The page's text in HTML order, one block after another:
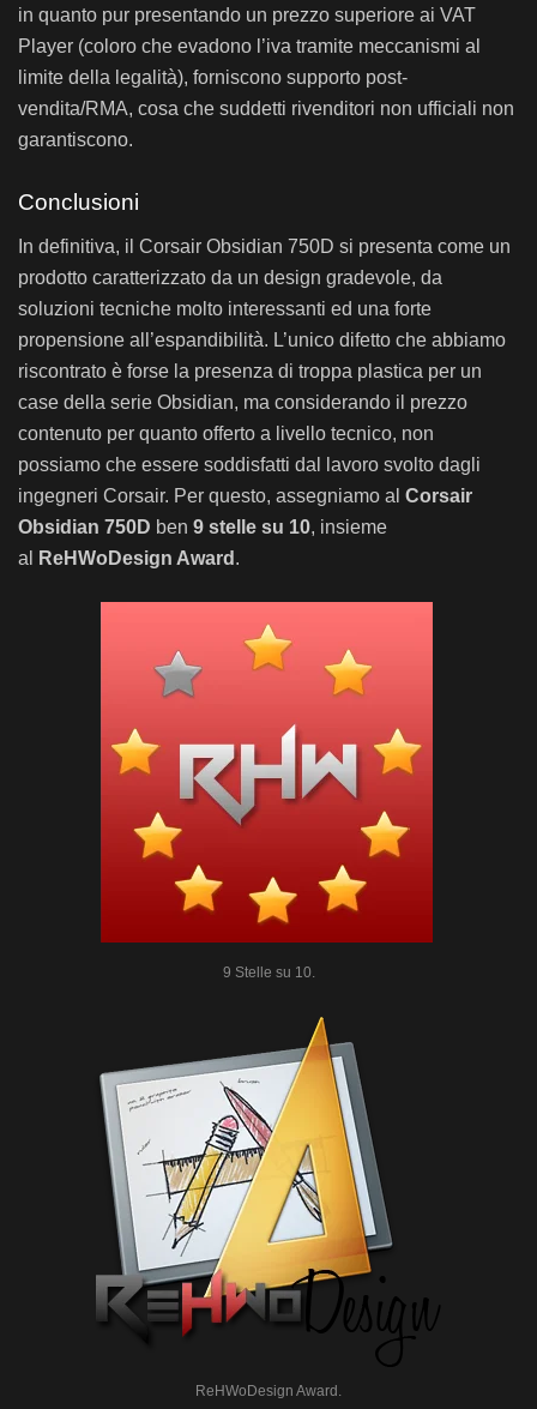
in quanto pur presentando un prezzo superiore ai VAT
Player (coloro che evadono l’iva tramite meccanismi al
limite della legalità), forniscono supporto post-
vendita/RMA, cosa che suddetti rivenditori non ufficiali non
garantiscono.
Conclusioni
In definitiva, il Corsair Obsidian 750D si presenta come un
prodotto caratterizzato da un design gradevole, da
soluzioni tecniche molto interessanti ed una forte
propensione all’espandibilità. L’unico difetto che abbiamo
riscontrato è forse la presenza di troppa plastica per un
case della serie Obsidian, ma considerando il prezzo
contenuto per quanto offerto a livello tecnico, non
possiamo che essere soddisfatti dal lavoro svolto dagli
ingegneri Corsair. Per questo, assegniamo al Corsair
Obsidian 750D ben 9 stelle su 10, insieme
al
ReHWoDesign Award .
9 Stelle su 10.
ReHWoDesign Award.